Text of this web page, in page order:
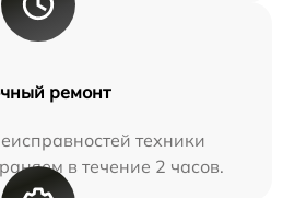
ремонт
техники
в течение 2 часов.